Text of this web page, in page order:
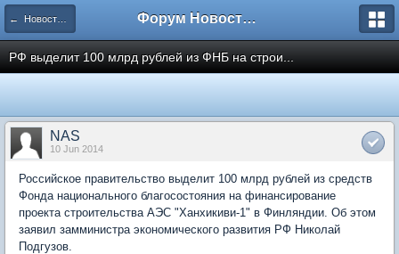
← Новости рынка недвижимости Форум Новостройки
РФ выделит 100 млрд рублей из ФНБ на строи...
NAS
10 Jun 2014
Российское правительство выделит 100 млрд рублей из средств
Фонда национального благосостояния на финансирование
проекта строительства АЭС "Ханхикиви-1" в Финляндии. Об этом
заявил замминистра экономического развития РФ Николай
Подгузов.